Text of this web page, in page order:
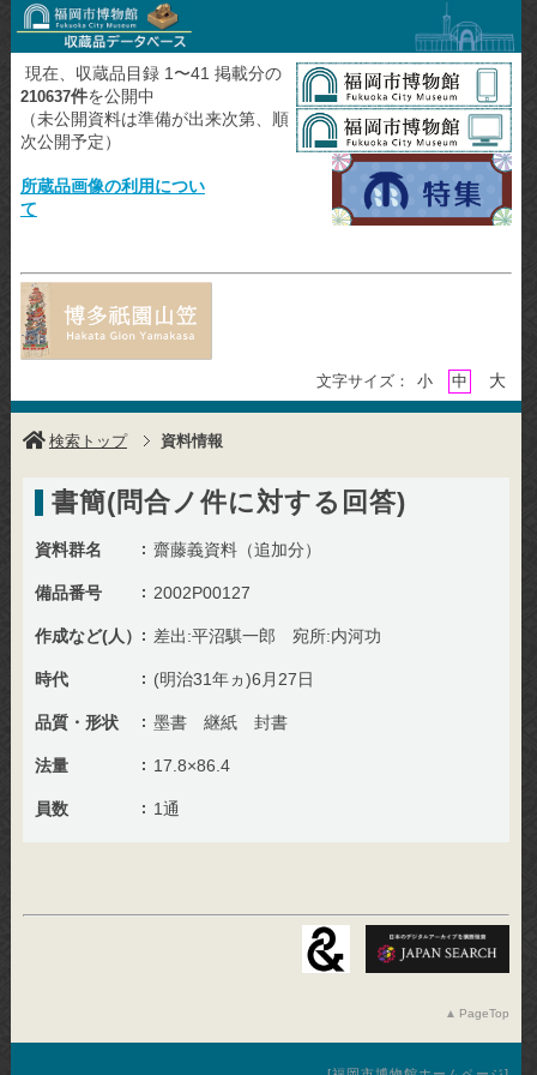
現在、収蔵品目録 1〜41 掲載分の
210637件を公開中
（未公開資料は準備が出来次第、順
次公開予定）
所蔵品画像の利用につい
て
文字サイズ： 小 中 大
検索トップ 資料情報
書簡(問合ノ件に対する回答)
資料群名 齋藤義資料（追加分）
備品番号 2002P00127
作成など(人） 差出:平沼騏一郎 宛所:内河功
時代 (明治31年ヵ)6月27日
品質・形状 墨書 継紙 封書
法量 17.8×86.4
員数 1通
PageTop